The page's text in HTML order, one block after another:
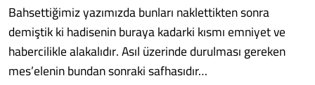
Bahsettiğimiz yazımızda bunları naklettikten sonra
demiştik ki hadisenin buraya kadarki kısmı emniyet ve
habercilikle alakalıdır. Asıl üzerinde durulması gereken
mes’elenin bundan sonraki safhasıdır…